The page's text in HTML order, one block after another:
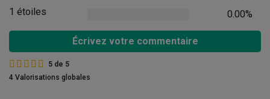
1 étoiles
0.00%
Écrivez votre commentaire
5 de 5
4 Valorisations globales